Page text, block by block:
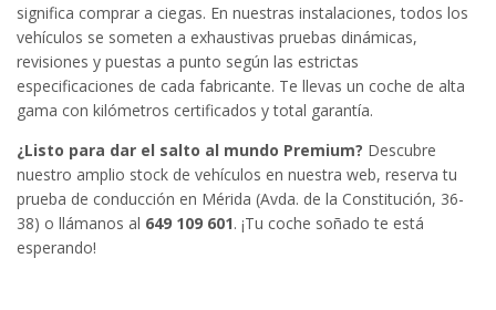
significa comprar a ciegas. En nuestras instalaciones, todos los
vehículos se someten a exhaustivas pruebas dinámicas,
revisiones y puestas a punto según las estrictas
especificaciones de cada fabricante. Te llevas un coche de alta
gama con kilómetros certificados y total garantía.
¿Listo para dar el salto al mundo Premium? Descubre
nuestro amplio stock de vehículos en nuestra web, reserva tu
prueba de conducción en Mérida (Avda. de la Constitución, 36-
38) o llámanos al 649 109 601. ¡Tu coche soñado te está
esperando!